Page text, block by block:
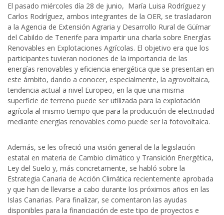
El pasado miércoles día 28 de junio, María Luisa Rodríguez y
Carlos Rodríguez, ambos integrantes de la OER, se trasladaron
a la Agencia de Extensión Agraria y Desarrollo Rural de Güímar
del Cabildo de Tenerife para impartir una charla sobre Energías
Renovables en Explotaciones Agrícolas. El objetivo era que los
participantes tuvieran nociones de la importancia de las
energías renovables y eficiencia energética que se presentan en
este ámbito, dando a conocer, especialmente, la agrovoltaica,
tendencia actual a nivel Europeo, en la que una misma
superficie de terreno puede ser utilizada para la explotación
agrícola al mismo tiempo que para la producción de electricidad
mediante energías renovables como puede ser la fotovoltaica.
Además, se les ofreció una visión general de la legislación
estatal en materia de Cambio climático y Transición Energética,
Ley del Suelo y, más concretamente, se habló sobre la
Estrategia Canaria de Acción Climática recientemente aprobada
y que han de llevarse a cabo durante los próximos años en las
Islas Canarias. Para finalizar, se comentaron las ayudas
disponibles para la financiación de este tipo de proyectos e